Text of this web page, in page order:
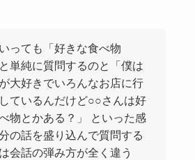
っても「好きな食べ物
単純に質問するのと「僕は
大好きでいろんなお店に行
ているんだけど○○さんは好
物とかある？」 といった感
の話を盛り込んで質問する
会話の弾み方が全く違う